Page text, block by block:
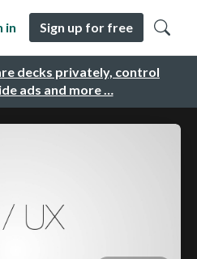
decks privately, control
ads and more …
in Sign up for free